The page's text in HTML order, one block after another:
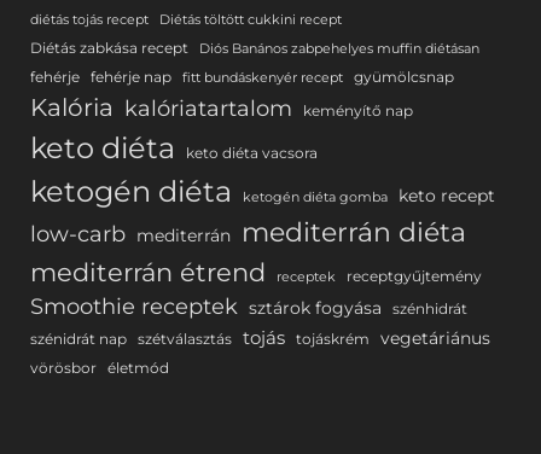
diétás tojás recept Diétás töltött cukkini recept
Diétás zabkása recept Diós Banános zabpehelyes muffin diétásan
fehérje fehérje nap fitt bundáskenyér recept gyümölcsnap
Kalória kalóriatartalom keményítő nap
keto diéta keto diéta vacsora
ketogén diéta ketogén diéta gomba keto recept
low-carb mediterrán mediterrán diéta
mediterrán étrend receptek receptgyűjtemény
Smoothie receptek sztárok fogyása
szénhidrát
szénidrát nap szétválasztás tojás tojáskrém vegetáriánus
vörösbor életmód